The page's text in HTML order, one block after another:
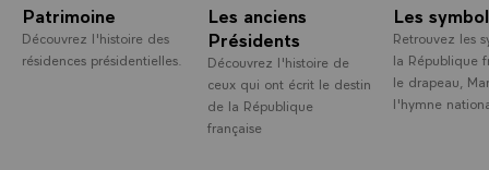
Patrimoine
Découvrez l'histoire des
résidences présidentielles.
Les anciens
Présidents
Découvrez l'histoire de
ceux qui ont écrit le destin
de la République
française
Les
Retrouvez les
la République
le drapeau,
l'hymne